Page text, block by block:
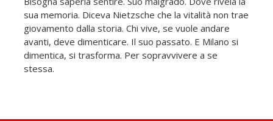
sua memoria. Diceva Nietzsche che la vitalità non trae
giovamento dalla storia. Chi vive, se vuole andare
avanti, deve dimenticare. Il suo passato. E Milano si
dimentica, si trasforma. Per sopravvivere a se
stessa.